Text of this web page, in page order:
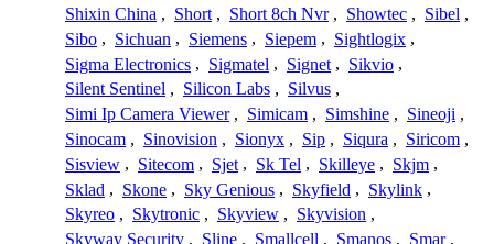
Shixin China , Short , Short 8ch Nvr , Showtec , Sibel ,
Sibo , Sichuan , Siemens , Siepem , Sightlogix ,
Sigma Electronics , Sigmatel , Signet , Sikvio ,
Silent Sentinel , Silicon Labs , Silvus ,
Simi Ip Camera Viewer , Simicam , Simshine , Sineoji ,
Sinocam , Sinovision , Sionyx , Sip , Siqura , Siricom ,
Sisview , Sitecom , Sjet , Sk Tel , Skilleye , Skjm ,
Sklad , Skone , Sky Genious , Skyfield , Skylink ,
Skyreo , Skytronic , Skyview , Skyvision ,
Skyway Security , Sline , Smallcell , Smanos , Smar ,